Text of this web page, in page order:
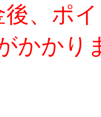
、ポ
かかり